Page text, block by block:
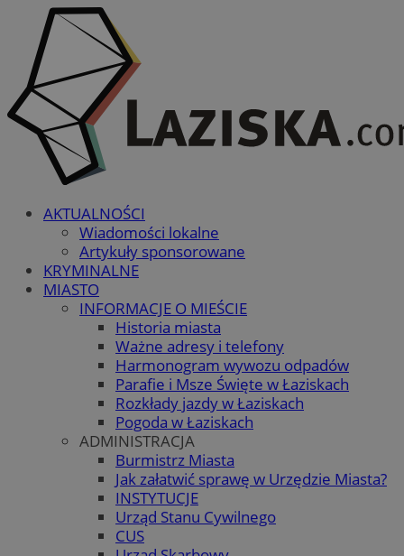
AKTUALNOŚCI
Wiadomości lokalne
Artykuły sponsorowane
KRYMINALNE
MIASTO
INFORMACJE O MIEŚCIE
Historia miasta
Ważne adresy i telefony
Harmonogram wywozu odpadów
Parafie i Msze Święte w Łaziskach
Rozkłady jazdy w Łaziskach
Pogoda w Łaziskach
ADMINISTRACJA
Burmistrz Miasta
Jak załatwić sprawę w Urzędzie Miasta?
INSTYTUCJE
Urząd Stanu Cywilnego
CUS